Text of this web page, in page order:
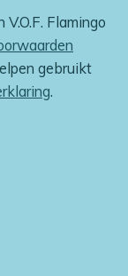
Flamingo
gebruikt
.